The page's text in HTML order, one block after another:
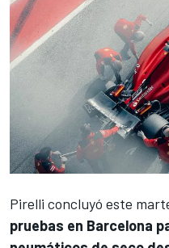
Pirelli concluyó este
pruebas en Barcelona